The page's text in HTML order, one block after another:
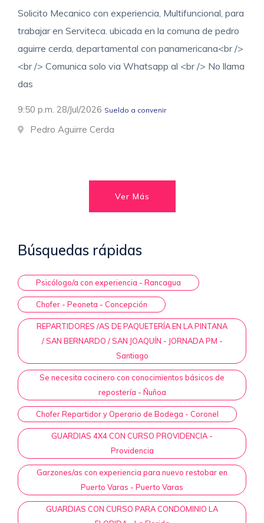
Solicito Mecanico con experiencia, Multifuncional, para
trabajar en Serviteca. ubicada en la comuna de pedro
aguirre cerda, departamental con panamericana<br />
<br /> Comunica solo via Whatsapp al <br /> No llama
das
9:50 p.m. 28/Jul/2026 Sueldo a convenir
Pedro Aguirre Cerda
Ver Más
Búsquedas rápidas
Psicólogo/a con experiencia - Rancagua
Chofer - Peoneta - Concepción
REPARTIDORES /AS DE PAQUETERÍA EN LA PINTANA
/ SAN BERNARDO / SAN JOAQUÍN - JORNADA PM -
Santiago
Se necesita cocinero con conocimientos básicos de
repostería - Ñuñoa
Chofer Repartidor y Operario de Bodega - Coronel
GUARDIAS 4X4 CON CURSO PROVIDENCIA -
Providencia
Garzones/as con experiencia para nuevo restobar en
Puerto Varas - Puerto Varas
GUARDIAS CON CURSO PARA CONDOMINIO LA